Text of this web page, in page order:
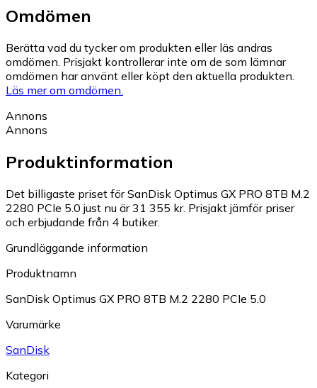
Omdömen
Berätta vad du tycker om produkten eller läs andras
omdömen. Prisjakt kontrollerar inte om de som lämnar
omdömen har använt eller köpt den aktuella produkten.
Läs mer om omdömen.
Annons
Annons
Produktinformation
Det billigaste priset för SanDisk Optimus GX PRO 8TB M.2
2280 PCIe 5.0 just nu är 31 355 kr. Prisjakt jämför priser
och erbjudande från 4 butiker.
Grundläggande information
Produktnamn
SanDisk Optimus GX PRO 8TB M.2 2280 PCIe 5.0
Varumärke
SanDisk
Kategori